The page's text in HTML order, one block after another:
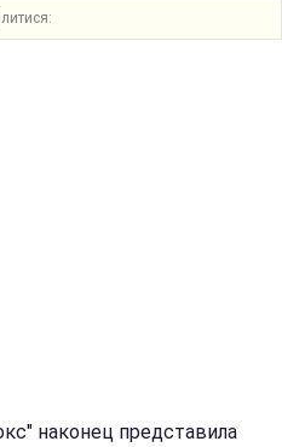
наконец представила